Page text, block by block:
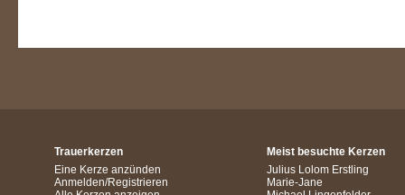
Trauerkerzen
Eine Kerze anzünden
Anmelden/Registrieren
Meist besuchte Kerzen
Julius Lolom Erstling
Marie-Jane